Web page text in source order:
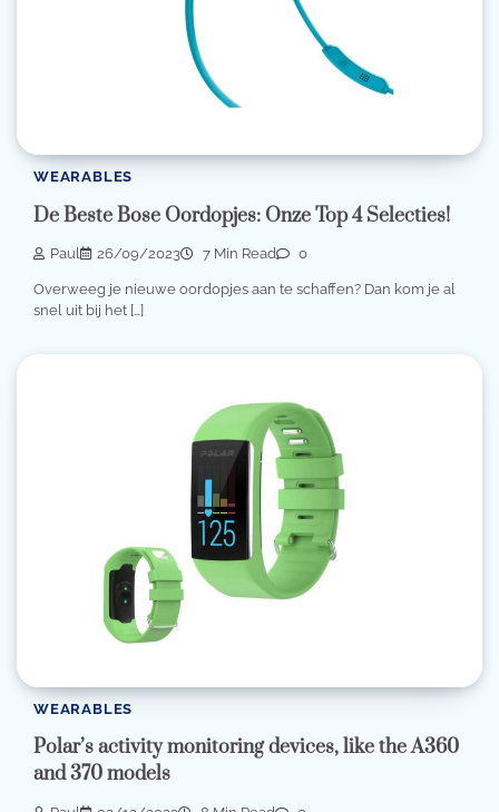
WEARABLES
De Beste Bose Oordopjes: Onze Top 4 Selecties!
Paul 26/09/2023 7 Min Read 0
Overweeg je nieuwe oordopjes aan te schaffen? Dan kom je al
snel uit bij het […]
WEARABLES
Polar’s activity monitoring devices, like the A360
and 370 models